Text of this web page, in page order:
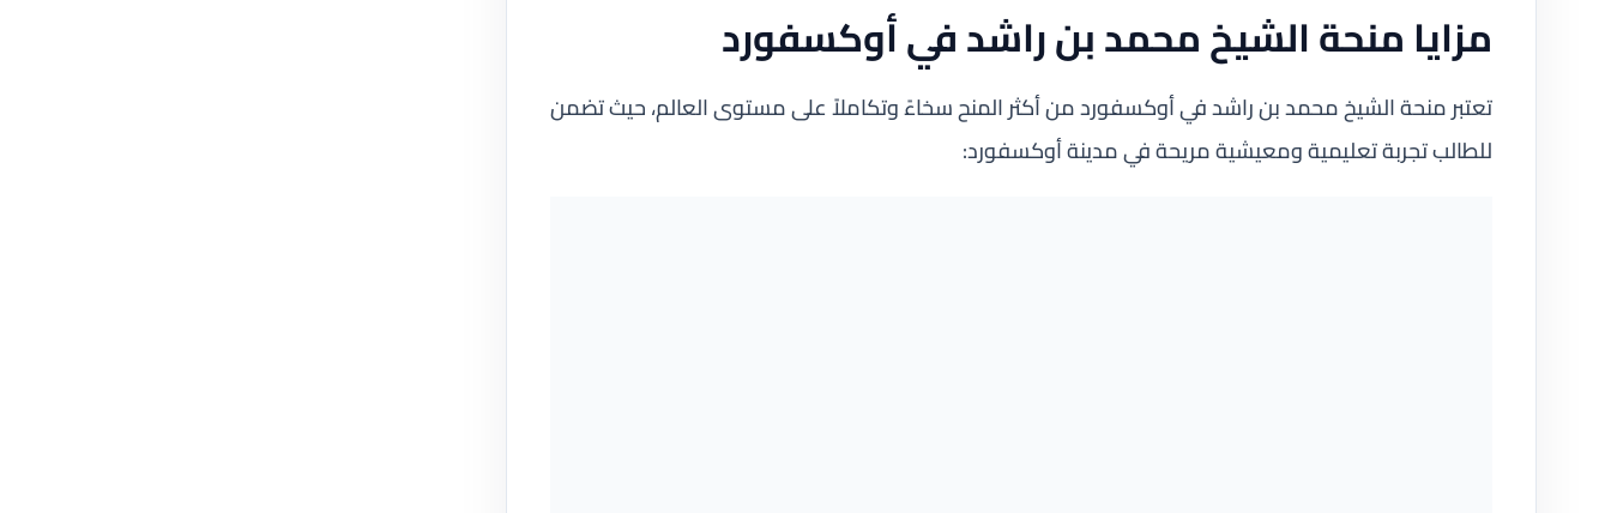
مزايا منحة الشيخ محمد بن راشد في أوكسفورد
تعتبر منحة الشيخ محمد بن راشد في أوكسفورد من أكثر المنح سخاءً وتكاملاً على مستوى العالم، حيث تضمن
للطالب تجربة تعليمية ومعيشية مريحة في مدينة أوكسفورد: